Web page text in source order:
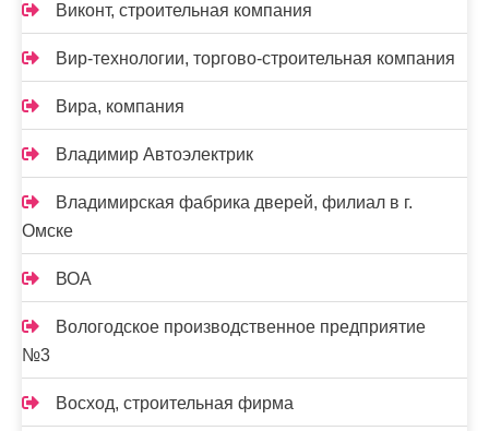
Виконт, строительная компания
Вир-технологии, торгово-строительная компания
Вира, компания
Владимир Автоэлектрик
Владимирская фабрика дверей, филиал в г.
Омске
ВОА
Вологодское производственное предприятие
№3
Восход, строительная фирма